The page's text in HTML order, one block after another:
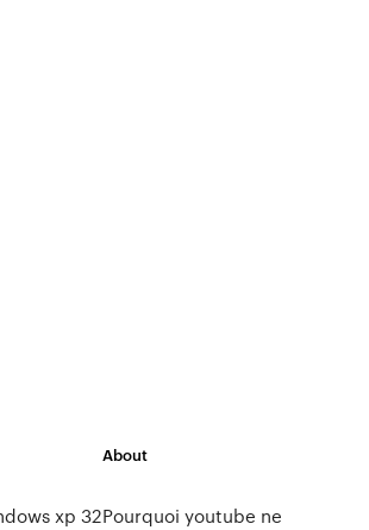
xp 32
About
Pourquoi youtube ne